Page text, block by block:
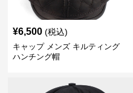
¥6,500 (税込)
キャップ メンズ キルティング
ハンチング帽